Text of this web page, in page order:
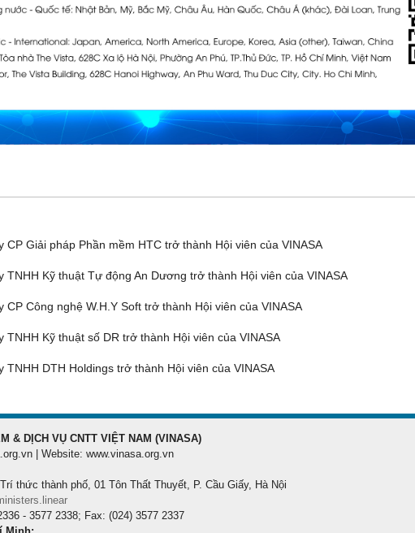
CP Giải pháp Phần mềm HTC trở thành Hội viên của VINASA
TNHH Kỹ thuật Tự động An Dương trở thành Hội viên của VINASA
CP Công nghệ W.H.Y Soft trở thành Hội viên của VINASA
TNHH Kỹ thuật số DR trở thành Hội viên của VINASA
TNHH DTH Holdings trở thành Hội viên của VINASA
& DỊCH VỤ CNTT VIỆT NAM (VINASA)
| Website: www.vinasa.org.vn
thức thành phố, 01 Tôn Thất Thuyết, P. Cầu Giấy, Hà Nội
- 3577 2338; Fax: (024) 3577 2337